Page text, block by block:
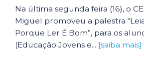
Na última segunda feira (16), o
Miguel promoveu a palestra
Porque Ler É Bom”, para os
(Educação Jovens e... [saiba mais]